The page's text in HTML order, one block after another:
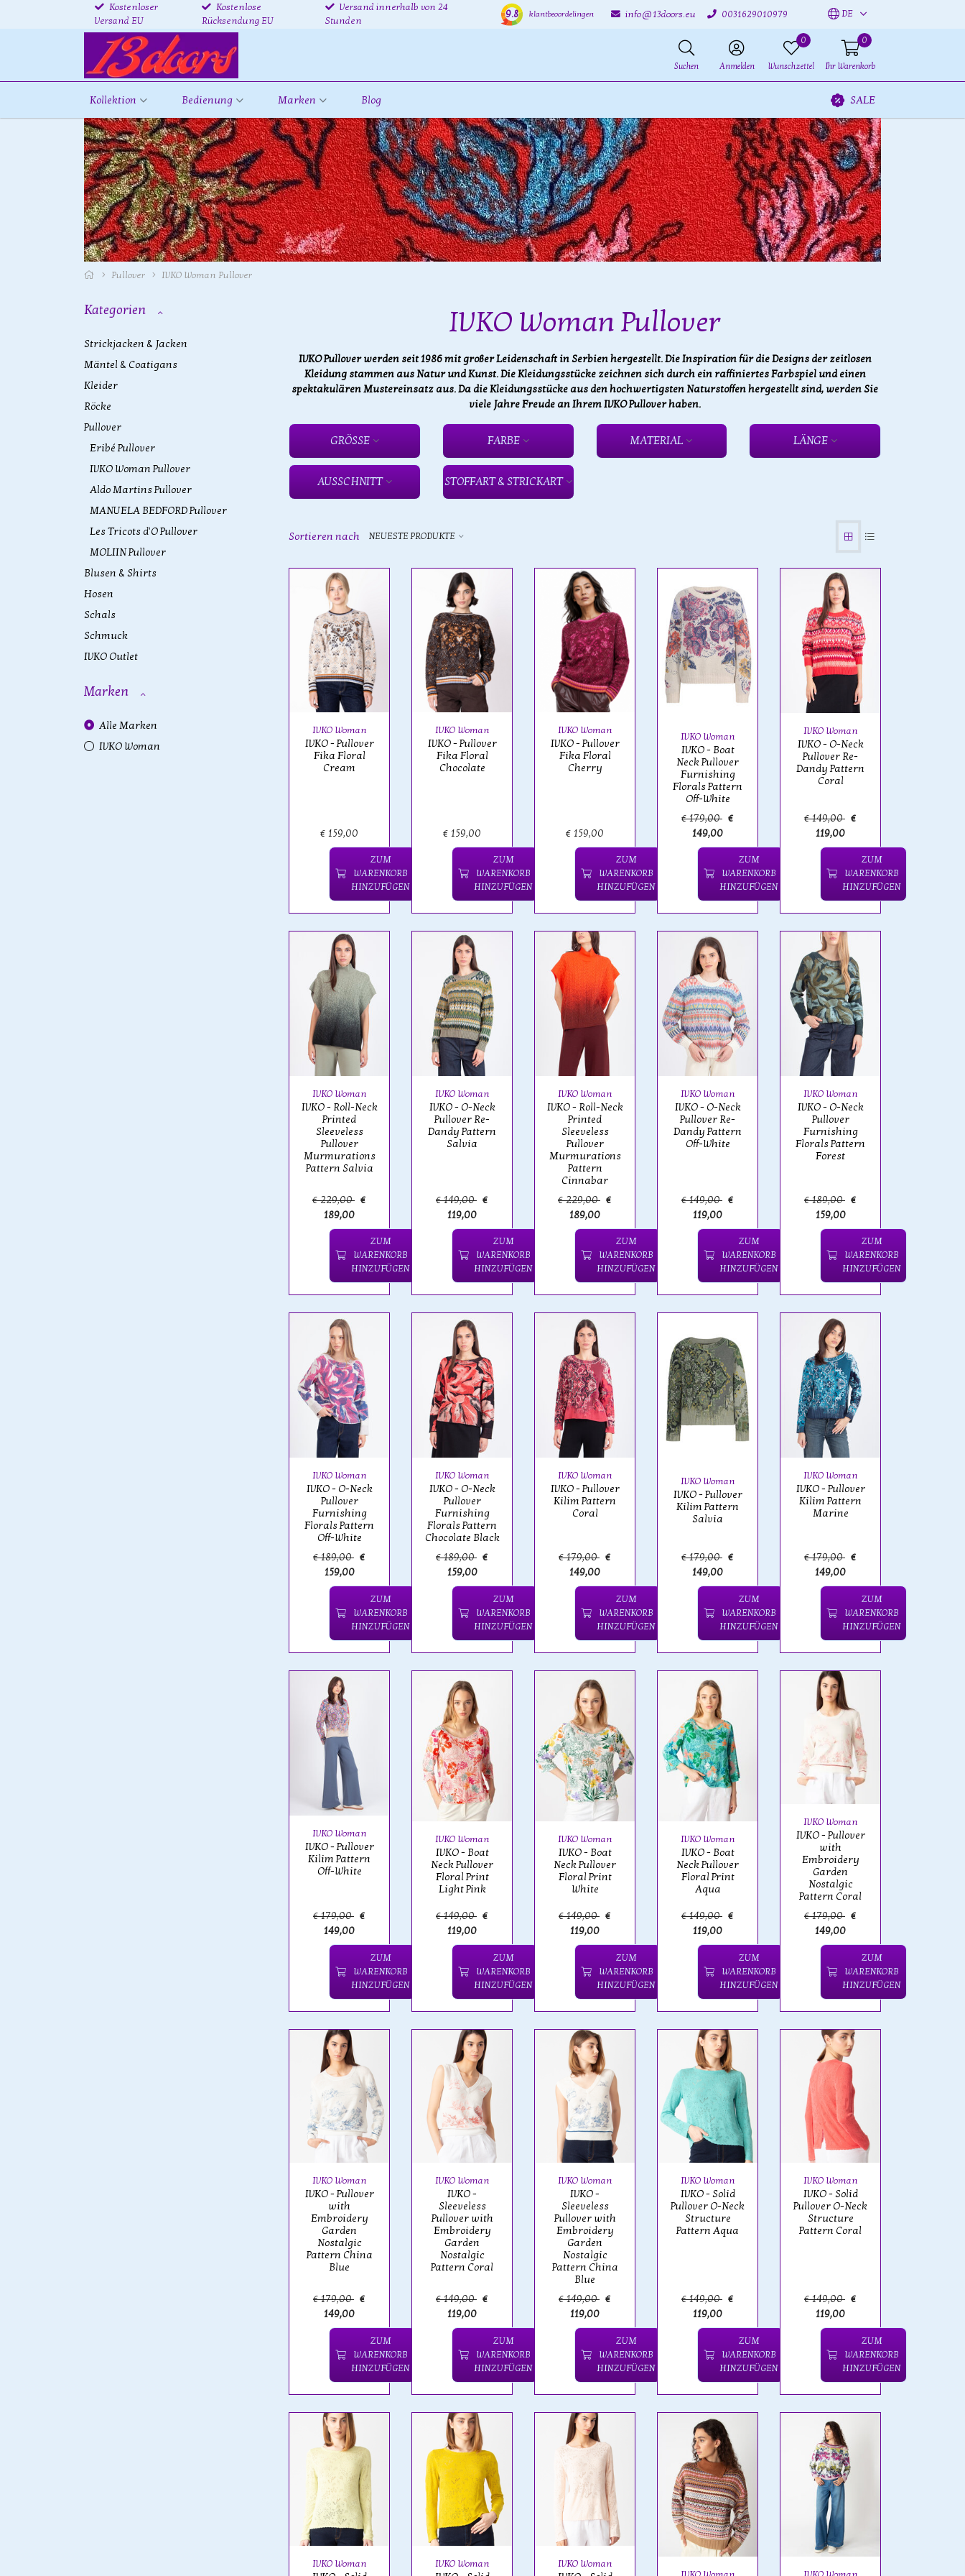
Kostenloser
Versand EU
Kostenlose
Rücksendung EU
Versand innerhalb von 24
Stunden
9.8 klantbeoordelingen info@13doors.eu 0031629010979 DE
Suchen Anmelden
0
Wunschzettel
0
Ihr Warenkorb
Kollektion Bedienung Marken Blog SALE
Pullover IVKO Woman Pullover
Kategorien
Strickjacken & Jacken
Mäntel & Coatigans
Kleider
Röcke
Pullover
Eribé Pullover
IVKO Woman Pullover
Aldo Martins Pullover
MANUELA BEDFORD Pullover
Les Tricots d'O Pullover
MOLIIN Pullover
Blusen & Shirts
Hosen
Schals
Schmuck
IVKO Outlet
Marken
Alle Marken
IVKO Woman
IVKO Woman Pullover
IVKO Pullover werden seit 1986 mit großer Leidenschaft in Serbien hergestellt. Die Inspiration für die Designs der zeitlosen
Kleidung stammen aus Natur und Kunst. Die Kleidungsstücke zeichnen sich durch ein raffiniertes Farbspiel und einen
spektakulären Mustereinsatz aus. Da die Kleidungsstücke aus den hochwertigsten Naturstoffen hergestellt sind, werden Sie
viele Jahre Freude an Ihrem IVKO Pullover haben.
GRÖSSE FARBE MATERIAL LÄNGE
AUSSCHNITT STOFFART & STRICKART
Sortieren nach NEUESTE PRODUKTE
IVKO Woman
IVKO - Pullover
Fika Floral
Cream
€ 159,00
ZUM
WARENKORB
HINZUFÜGEN
IVKO Woman
IVKO - Pullover
Fika Floral
Chocolate
€ 159,00
ZUM
WARENKORB
HINZUFÜGEN
IVKO Woman
IVKO - Pullover
Fika Floral
Cherry
€ 159,00
ZUM
WARENKORB
HINZUFÜGEN
IVKO Woman
IVKO - Boat
Neck Pullover
Furnishing
Florals Pattern
Off-White
€ 179,00 €
149,00
ZUM
WARENKORB
HINZUFÜGEN
IVKO Woman
IVKO - O-Neck
Pullover Re-
Dandy Pattern
Coral
€ 149,00 €
119,00
ZUM
WARENKORB
HINZUFÜGEN
IVKO Woman
IVKO - Roll-Neck
Printed
Sleeveless
Pullover
Murmurations
Pattern Salvia
€ 229,00 €
189,00
ZUM
WARENKORB
HINZUFÜGEN
IVKO Woman
IVKO - O-Neck
Pullover Re-
Dandy Pattern
Salvia
€ 149,00 €
119,00
ZUM
WARENKORB
HINZUFÜGEN
IVKO Woman
IVKO - Roll-Neck
Printed
Sleeveless
Pullover
Murmurations
Pattern
Cinnabar
€ 229,00 €
189,00
ZUM
WARENKORB
HINZUFÜGEN
IVKO Woman
IVKO - O-Neck
Pullover Re-
Dandy Pattern
Off-White
€ 149,00 €
119,00
ZUM
WARENKORB
HINZUFÜGEN
IVKO Woman
IVKO - O-Neck
Pullover
Furnishing
Florals Pattern
Forest
€ 189,00 €
159,00
ZUM
WARENKORB
HINZUFÜGEN
IVKO Woman
IVKO - O-Neck
Pullover
Furnishing
Florals Pattern
Off-White
€ 189,00 €
159,00
ZUM
WARENKORB
HINZUFÜGEN
IVKO Woman
IVKO - O-Neck
Pullover
Furnishing
Florals Pattern
Chocolate Black
€ 189,00 €
159,00
ZUM
WARENKORB
HINZUFÜGEN
IVKO Woman
IVKO - Pullover
Kilim Pattern
Coral
€ 179,00 €
149,00
ZUM
WARENKORB
HINZUFÜGEN
IVKO Woman
IVKO - Pullover
Kilim Pattern
Salvia
€ 179,00 €
149,00
ZUM
WARENKORB
HINZUFÜGEN
IVKO Woman
IVKO - Pullover
Kilim Pattern
Marine
€ 179,00 €
149,00
ZUM
WARENKORB
HINZUFÜGEN
IVKO Woman
IVKO - Pullover
Kilim Pattern
Off-White
€ 179,00 €
149,00
ZUM
WARENKORB
HINZUFÜGEN
IVKO Woman
IVKO - Boat
Neck Pullover
Floral Print
Light Pink
€ 149,00 €
119,00
ZUM
WARENKORB
HINZUFÜGEN
IVKO Woman
IVKO - Boat
Neck Pullover
Floral Print
White
€ 149,00 €
119,00
ZUM
WARENKORB
HINZUFÜGEN
IVKO Woman
IVKO - Boat
Neck Pullover
Floral Print
Aqua
€ 149,00 €
119,00
ZUM
WARENKORB
HINZUFÜGEN
IVKO Woman
IVKO - Pullover
with
Embroidery
Garden
Nostalgic
Pattern Coral
€ 179,00 €
149,00
ZUM
WARENKORB
HINZUFÜGEN
IVKO Woman
IVKO - Pullover
with
Embroidery
Garden
Nostalgic
Pattern China
Blue
€ 179,00 €
149,00
ZUM
WARENKORB
HINZUFÜGEN
IVKO Woman
IVKO -
Sleeveless
Pullover with
Embroidery
Garden
Nostalgic
Pattern Coral
€ 149,00 €
119,00
ZUM
WARENKORB
HINZUFÜGEN
IVKO Woman
IVKO -
Sleeveless
Pullover with
Embroidery
Garden
Nostalgic
Pattern China
Blue
€ 149,00 €
119,00
ZUM
WARENKORB
HINZUFÜGEN
IVKO Woman
IVKO - Solid
Pullover O-Neck
Structure
Pattern Aqua
€ 149,00 €
119,00
ZUM
WARENKORB
HINZUFÜGEN
IVKO Woman
IVKO - Solid
Pullover O-Neck
Structure
Pattern Coral
€ 149,00 €
119,00
ZUM
WARENKORB
HINZUFÜGEN
IVKO Woman IVKO Woman IVKO Woman